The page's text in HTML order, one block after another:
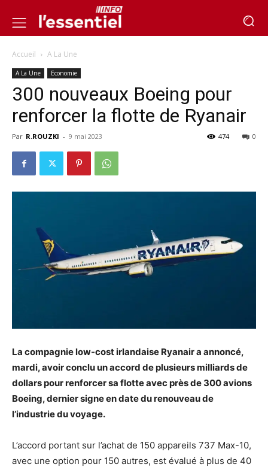
Accueil A La Une
A La Une Economie
300 nouveaux Boeing pour
renforcer la flotte de Ryanair
Par R.ROUZKI - 9 mai 2023 0
474
La compagnie low-cost irlandaise Ryanair a annoncé,
mardi, avoir conclu un accord de plusieurs milliards de
dollars pour renforcer sa flotte avec près de 300 avions
Boeing, dernier signe en date du renouveau de
l’industrie du voyage.
L’accord portant sur l’achat de 150 appareils 737 Max-10,
avec une option pour 150 autres, est évalué à plus de 40